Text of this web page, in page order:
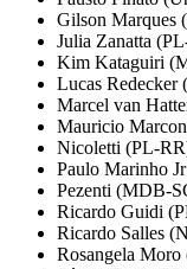
Gilson Marques
Julia Zanatta
Kim Kataguiri
Lucas Redecker
Marcel van
Mauricio
Nicoletti (PL-
Paulo Marinho
Pezenti (MDB-
Ricardo Guidi
Ricardo Salles
Rosangela Moro